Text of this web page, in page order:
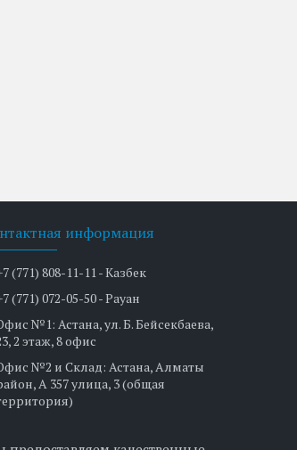
информация
(771) 808-11-11 - Казбек
(771) 072-05-50 - Рауан
№1: Астана, ул. Б. Бейсекбаева,
2 этаж, 8 офис
№2 и Склад: Астана, Алматы
А 357 улица, 3 (общая